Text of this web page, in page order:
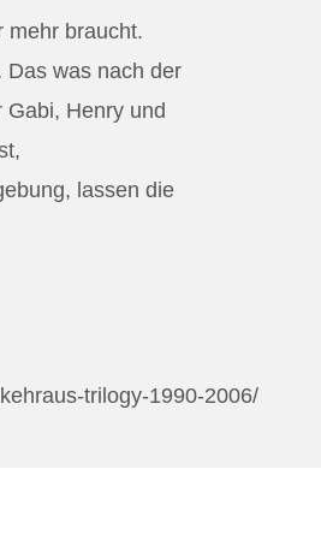
mehr braucht.
Das was nach der
Gabi, Henry und
lassen die
trilogy-1990-2006/